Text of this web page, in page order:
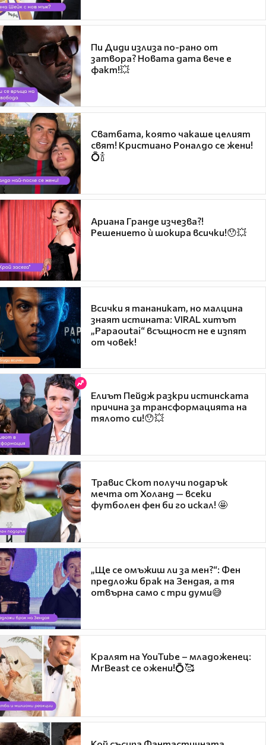
Пи Диди излиза по-рано от
затвора? Новата дата вече е
факт!💥
Сватбата, която чакаше целият
свят! Кристиано Роналдо се жени!
💍🍾
Ариана Гранде изчезва?!
Решението ѝ шокира всички!😯💥
Всички я тананикат, но малцина
знаят истината: VIRAL хитът
„Papaoutai“ всъщност не е изпят
от човек!
Елиът Пейдж разкри истинската
причина за трансформацията на
тялото си!😯💥
Травис Скот получи подарък
мечта от Холанд — всеки
футболен фен би го искал! 🤩
„Ще се омъжиш ли за мен?“: Фен
предложи брак на Зендая, а тя
отвърна само с три думи😅
Кралят на YouTube – младоженец:
MrBeast се ожени!💍🥰